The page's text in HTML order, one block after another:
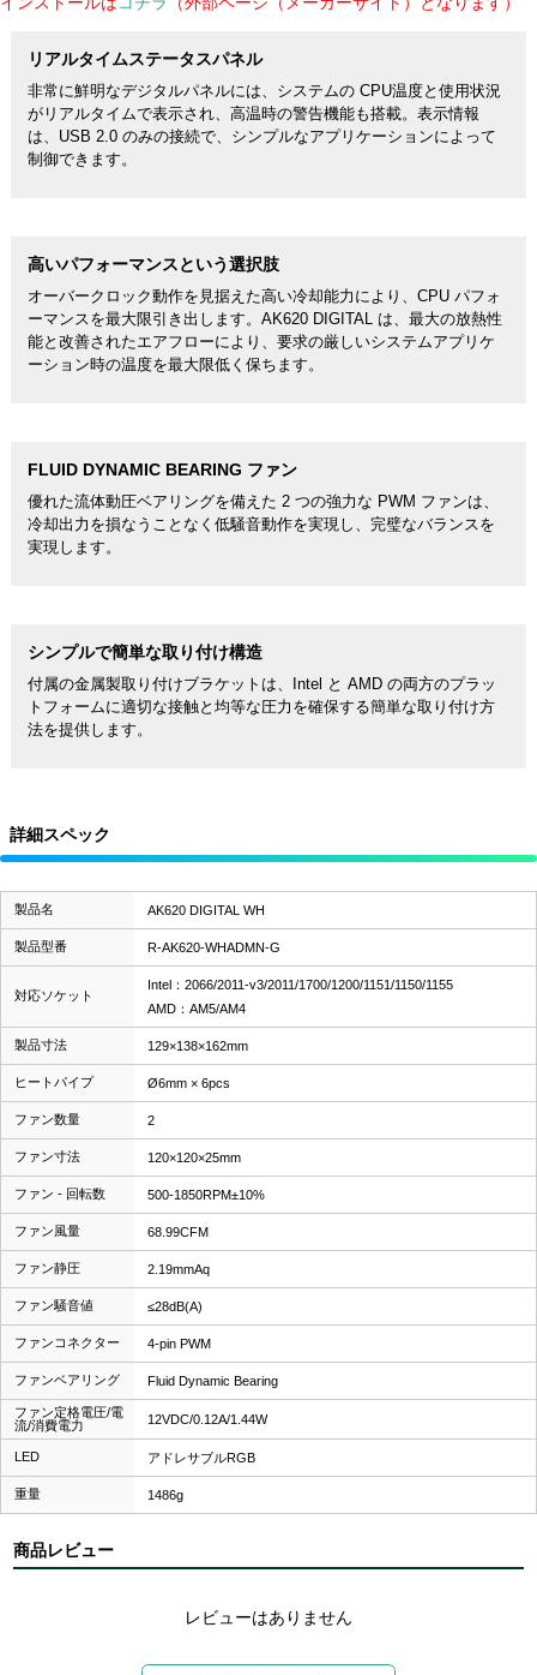
リアルタイムステータスパネル
非常に鮮明なデジタルパネルには、システムの CPU温度と使用状況
がリアルタイムで表示され、高温時の警告機能も搭載。表示情報
は、USB 2.0 のみの接続で、シンプルなアプリケーションによって
制御できます。
高いパフォーマンスという選択肢
オーバークロック動作を見据えた高い冷却能力により、CPU パフォ
ーマンスを最大限引き出します。AK620 DIGITAL は、最大の放熱性
能と改善されたエアフローにより、要求の厳しいシステムアプリケ
ーション時の温度を最大限低く保ちます。
FLUID DYNAMIC BEARING ファン
優れた流体動圧ベアリングを備えた 2 つの強力な PWM ファンは、
冷却出力を損なうことなく低騒音動作を実現し、完璧なバランスを
実現します。
シンプルで簡単な取り付け構造
付属の金属製取り付けブラケットは、Intel と AMD の両方のプラッ
トフォームに適切な接触と均等な圧力を確保する簡単な取り付け方
法を提供します。
詳細スペック
製品名 AK620 DIGITAL WH
製品型番 R-AK620-WHADMN-G
対応ソケット
Intel：2066/2011-v3/2011/1700/1200/1151/1150/1155
AMD：AM5/AM4
製品寸法 129×138×162mm
ヒートパイプ Ø6mm × 6pcs
ファン数量 2
ファン寸法 120×120×25mm
ファン - 回転数 500-1850RPM±10%
ファン風量 68.99CFM
ファン静圧 2.19mmAq
ファン騒音値 ≤28dB(A)
ファンコネクター 4-pin PWM
ファンベアリング Fluid Dynamic Bearing
ファン定格電圧/電
流/消費電力
12VDC/0.12A/1.44W
LED アドレサブルRGB
重量 1486g
商品レビュー
レビューはありません